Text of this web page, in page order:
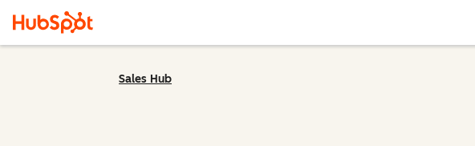
Sales Hub